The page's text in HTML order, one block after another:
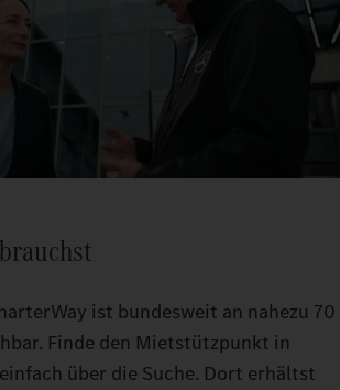
ist bundesweit an nahezu 70
Finde den Mietstützpunkt in
über die Suche. Dort erhältst